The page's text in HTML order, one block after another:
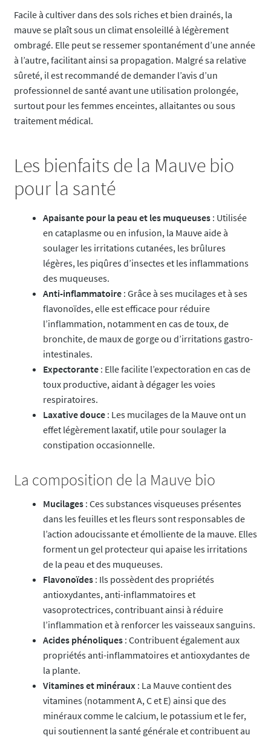
Facile à cultiver dans des sols riches et bien drainés, la
mauve se plaît sous un climat ensoleillé à légèrement
ombragé. Elle peut se ressemer spontanément d’une année
à l’autre, facilitant ainsi sa propagation. Malgré sa relative
sûreté, il est recommandé de demander l’avis d’un
professionnel de santé avant une utilisation prolongée,
surtout pour les femmes enceintes, allaitantes ou sous
traitement médical.
Les bienfaits de la Mauve bio
pour la santé
Apaisante pour la peau et les muqueuses: Utilisée
en cataplasme ou en infusion, la Mauve aide à
soulager les irritations cutanées, les brûlures
légères, les piqûres d’insectes et les inflammations
des muqueuses.
Anti-inflammatoire: Grâce à ses mucilages et à ses
flavonoïdes, elle est efficace pour réduire
l’inflammation, notamment en cas de toux, de
bronchite, de maux de gorge ou d’irritations gastro-
intestinales.
Expectorante: Elle facilite l’expectoration en cas de
toux productive, aidant à dégager les voies
respiratoires.
Laxative douce: Les mucilages de la Mauve ont un
effet légèrement laxatif, utile pour soulager la
constipation occasionnelle.
La composition de la Mauve bio
Mucilages: Ces substances visqueuses présentes
dans les feuilles et les fleurs sont responsables de
l’action adoucissante et émolliente de la mauve. Elles
forment un gel protecteur qui apaise les irritations
de la peau et des muqueuses.
Flavonoïdes: Ils possèdent des propriétés
antioxydantes, anti-inflammatoires et
vasoprotectrices, contribuant ainsi à réduire
l’inflammation et à renforcer les vaisseaux sanguins.
Acides phénoliques: Contribuent également aux
propriétés anti-inflammatoires et antioxydantes de
la plante.
Vitamines et minéraux: La Mauve contient des
vitamines (notamment A, C et E) ainsi que des
minéraux comme le calcium, le potassium et le fer,
qui soutiennent la santé générale et contribuent au